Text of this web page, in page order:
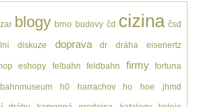
blogy brno budovy čd cizina čsd
diskuze doprava dr dráha eisenertz
eshopy felbahn feldbahn firmy fortuna
h0 harrachov ho hoe jhmd